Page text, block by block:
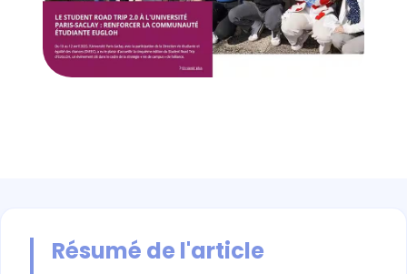
Résumé de l'article